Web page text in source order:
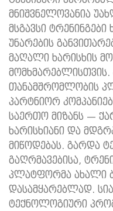
მნიშვნელოვანია
მსგავსი
უნარების
მაღალი ხარისხის
თანამშრომლობის
პარტნიორ
საერთო მიზანს —
ხარისხიანი და
მიწოდებას. გარდა
გაღრმავებისა,
პლატფორმა ახალი
დასამყარებლად.
ტექნოლოგიური